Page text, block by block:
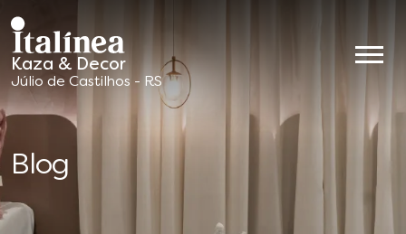
Kaza & Decor
Móveis
Planejados
Júlio de Castilhos - RS
Blog